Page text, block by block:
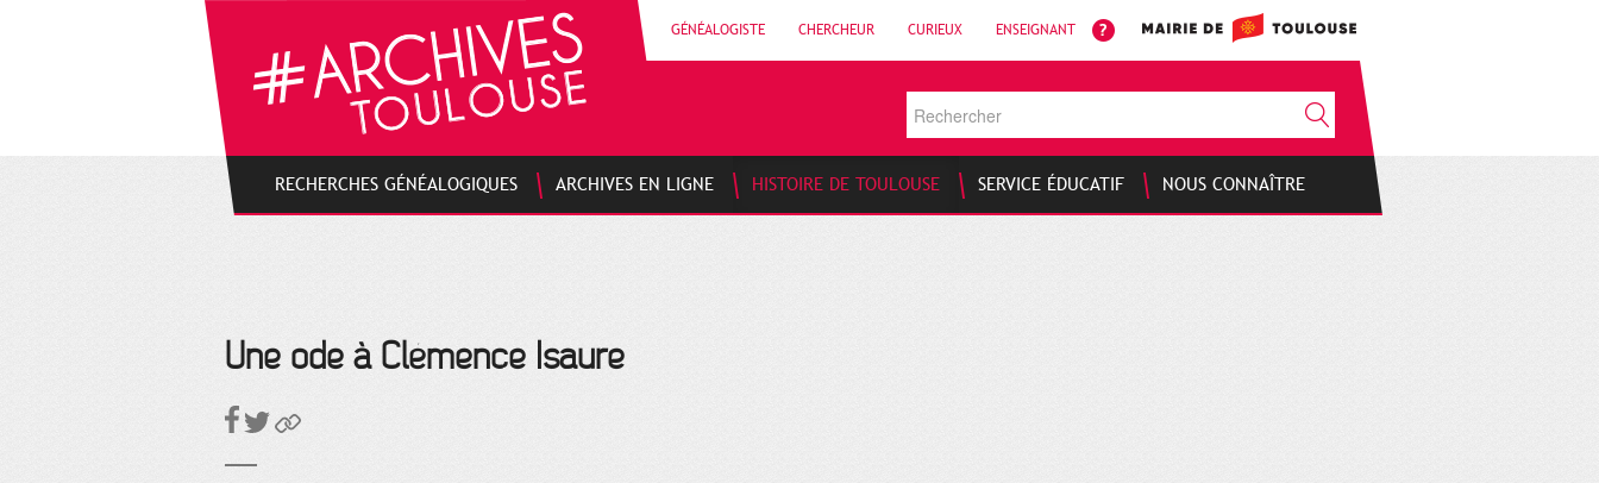
GÉNÉALOGISTE CHERCHEUR CURIEUX ENSEIGNANT
RECHERCHES GÉNÉALOGIQUES ARCHIVES EN LIGNE HISTOIRE DE TOULOUSE SERVICE ÉDUCATIF NOUS CONNAÎTRE
Une ode à Clémence Isaure
Cookies management panel